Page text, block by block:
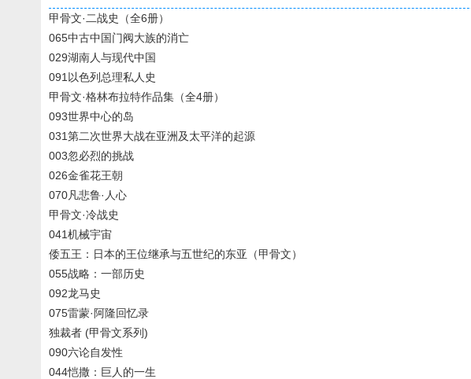
甲骨文·二战史（全6册）
065中古中国门阀大族的消亡
029湖南人与现代中国
091以色列总理私人史
甲骨文·格林布拉特作品集（全4册）
093世界中心的岛
031第二次世界大战在亚洲及太平洋的起源
003忽必烈的挑战
026金雀花王朝
070凡悲鲁·人心
甲骨文·冷战史
041机械宇宙
倭五王：日本的王位继承与五世纪的东亚（甲骨文）
055战略：一部历史
092龙马史
075雷蒙·阿隆回忆录
独裁者 (甲骨文系列)
090六论自发性
044恺撒：巨人的一生